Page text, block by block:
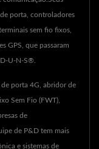
porta, controladores
sem fio fixos,
GPS, que passaram
U-N-S®.
porta 4G, abridor de
Sem Fio (FWT),
de
de P&D tem mais
e sistemas de